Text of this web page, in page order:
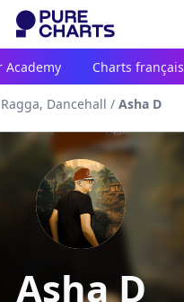
Academy Charts français
Ragga, Dancehall / Asha D
Asha D